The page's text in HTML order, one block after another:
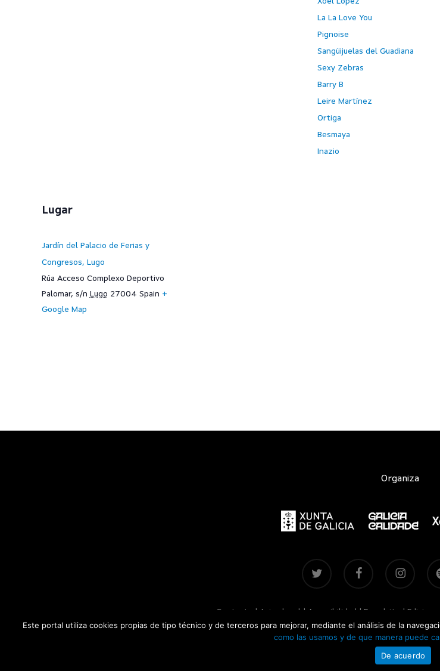
La La Love You
Pignoise
Sangüijuelas del Guadiana
Sexy Zebras
Barry B
Leire Martínez
Ortiga
Besmaya
Inazio
Lugar
Jardín del Palacio de Ferias y
Congresos, Lugo
Rúa Acceso Complexo Deportivo
Palomar, s/n Lugo 27004 Spain +
Google Map
Organiza
twitter facebook instagram
Contacto | Aviso legal | Accesibilidad | Brandsite |
Este portal utiliza cookies propias de tipo técnico y de terceros para mejorar, mediante el análisis de la
como las usamos y de que manera puede
De acuerdo